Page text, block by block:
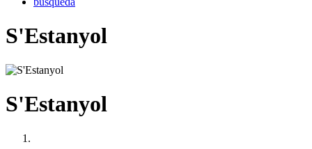
S'Estanyol
S'Estanyol